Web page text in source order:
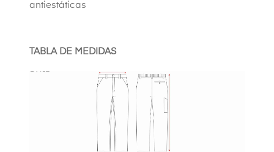
antiestáticas
TABLA DE MEDIDAS